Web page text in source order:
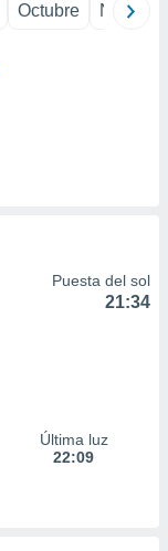
Octubre
Puesta del sol
21:34
Última luz
22:09